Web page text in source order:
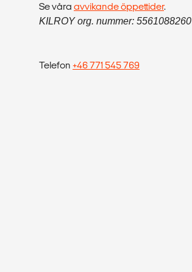
Se våra avvikande öppettider.
KILROY org. nummer: 5561088260
Telefon +46 771 545 769